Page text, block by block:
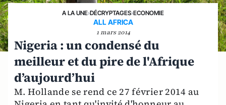
A LA UNE›DÉCRYPTAGES›ECONOMIE
ALL AFRICA
1 mars 2014
Nigeria : un condensé du
meilleur et du pire de l'Afrique
d’aujourd’hui
M. Hollande se rend ce 27 février 2014 au